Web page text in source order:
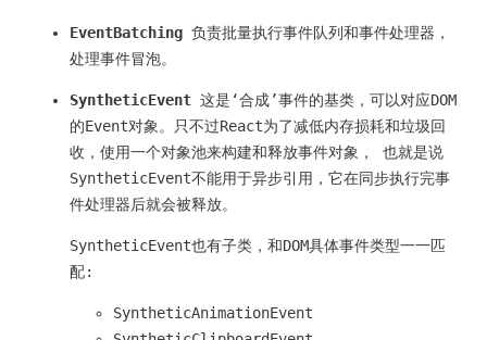
EventBatching 负责批量执行事件队列和事件处理器，
处理事件冒泡。
SyntheticEvent 这是‘合成’事件的基类，可以对应DOM
的Event对象。只不过React为了减低内存损耗和垃圾回
收，使用一个对象池来构建和释放事件对象， 也就是说
SyntheticEvent不能用于异步引用，它在同步执行完事
件处理器后就会被释放。
SyntheticEvent也有子类，和DOM具体事件类型一一匹
配:
SyntheticAnimationEvent